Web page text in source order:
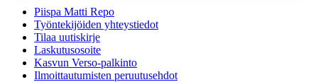
Piispa Matti Repo
Työntekijöiden yhteystiedot
Tilaa uutiskirje
Laskutusosoite
Kasvun Verso-palkinto
Ilmoittautumisten peruutusehdot